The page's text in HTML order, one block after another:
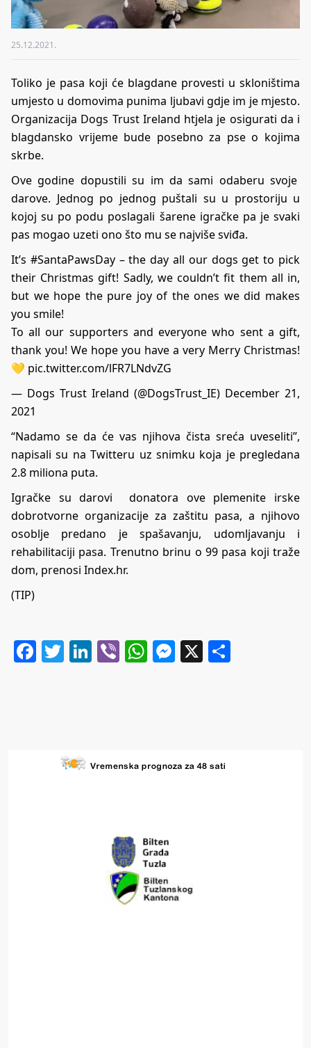
25.12.2021.
Toliko je pasa koji će blagdane provesti u skloništima
umjesto u domovima punima ljubavi gdje im je mjesto.
Organizacija Dogs Trust Ireland htjela je osigurati da i
blagdansko vrijeme bude posebno za pse o kojima
skrbe.
Ove godine dopustili su im da sami odaberu svoje
darove. Jednog po jednog puštali su u prostoriju u
kojoj su po podu poslagali šarene igračke pa je svaki
pas mogao uzeti ono što mu se najviše sviđa.
It’s #SantaPawsDay– the day all our dogs get to pick
their Christmas gift! Sadly, we couldn’t fit them all in,
but we hope the pure joy of the ones we did makes
you smile!
To all our supporters and everyone who sent a gift,
thank you! We hope you have a very Merry Christmas!
💛 pic.twitter.com/lFR7LNdvZG
— Dogs Trust Ireland (@DogsTrust_IE) December 21,
2021
“Nadamo se da će vas njihova čista sreća uveseliti”,
napisali su na Twitteru uz snimku koja je pregledana
2.8 miliona puta.
Igračke su darovi donatora ove plemenite irske
dobrotvorne organizacije za zaštitu pasa, a njihovo
osoblje predano je spašavanju, udomljavanju i
rehabilitaciji pasa. Trenutno brinu o 99 pasa koji traže
dom, prenosi Index.hr.
(TIP)
Facebook
Twitter
LinkedIn
ViberWhatsApp
Messenger
X